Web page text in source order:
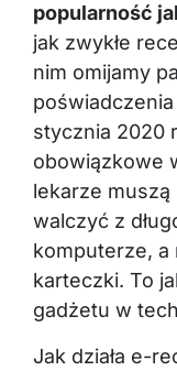
popularność
jak zwykłe
nim omijamy
stycznia 2020
obowiązkowe
lekarze
walczyć z
komputerze, a
karteczki. To
gadżetu w
Jak działa e-